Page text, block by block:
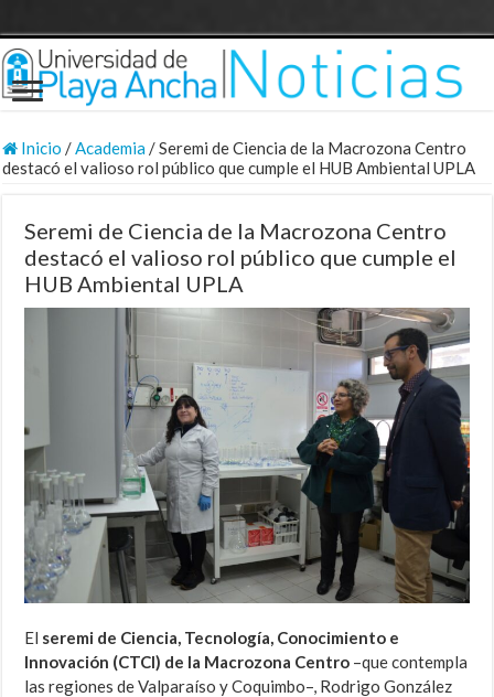
Inicio /Academia/Seremi de Ciencia de la Macrozona Centro
destacó el valioso rol público que cumple el HUB Ambiental UPLA
Seremi de Ciencia de la Macrozona Centro
destacó el valioso rol público que cumple el
HUB Ambiental UPLA
El seremi de Ciencia, Tecnología, Conocimiento e
Innovación (CTCI) de la Macrozona Centro –que contempla
las regiones de Valparaíso y Coquimbo–, Rodrigo González